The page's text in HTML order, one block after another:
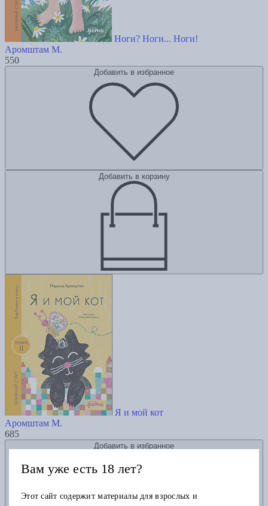
Ноги? Ноги... Ноги!
Аромштам М.
550
Добавить в избранное
Добавить в корзину
Я и мой кот
Аромштам М.
685
Добавить в избранное
Вам уже есть 18 лет?
Этот сайт содержит материалы для взрослых и